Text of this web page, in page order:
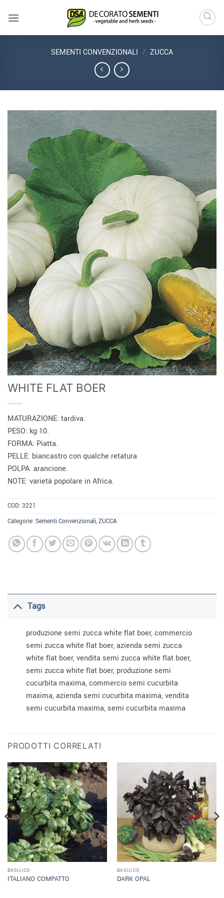
SEMENTI CONVENZIONALI / ZUCCA
WHITE FLAT BOER
MATURAZIONE: tardiva.
PESO: kg 10.
FORMA: Piatta.
PELLE: biancastro con qualche retatura
POLPA: arancione.
NOTE: varietà popolare in Africa.
COD: 3221
Categorie: Sementi Convenzionali,ZUCCA
Tags
produzione semi zucca white flat boer, commercio
semi zucca white flat boer, azienda semi zucca
white flat boer, vendita semi zucca white flat boer,
semi zucca white flat boer, produzione semi
cucurbita maxima, commercio semi cucurbita
maxima, azienda semi cucurbita maxima, vendita
semi cucurbita maxima, semi cucurbita maxima
PRODOTTI CORRELATI
BASILICO
ITALIANO COMPATTO
BASILICO
DARK OPAL